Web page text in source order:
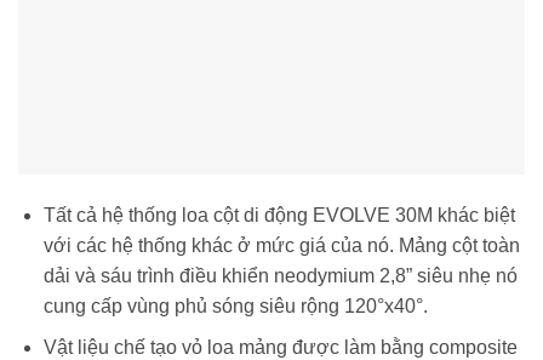
Tất cả hệ thống loa cột di động EVOLVE 30M khác biệt
với các hệ thống khác ở mức giá của nó. Mảng cột toàn
dải và sáu trình điều khiển neodymium 2,8” siêu nhẹ nó
cung cấp vùng phủ sóng siêu rộng 120°x40°.
Vật liệu chế tạo vỏ loa mảng được làm bằng composite